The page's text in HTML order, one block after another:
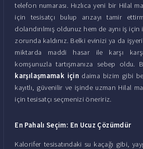
telefon numarası. Hızlıca yeni bir Hilal
için tesisatçı bulup arızayı tamir
dolandırılmış oldunuz hem de aynı iş
zorunda kaldınız. Belki evinizi ya da
miktarda maddi hasar ile karşı
komşunuzla tartışmanıza sebep oldu.
karşılaşmamak için daima bizim gibi
kayıtlı, güvenilir ve işinde uzman Hilal
için tesisatçı seçmenizi öneririz.
En Pahalı Seçim: En Ucuz Çözümdür
Kalorifer tesisatındaki su kaçağı gibi,